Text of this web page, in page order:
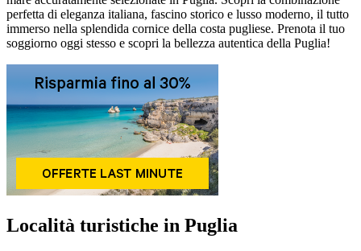
perfetta di eleganza italiana, fascino storico e lusso moderno, il tutto
immerso nella splendida cornice della costa pugliese. Prenota il tuo
soggiorno oggi stesso e scopri la bellezza autentica della Puglia!
Località turistiche in Puglia